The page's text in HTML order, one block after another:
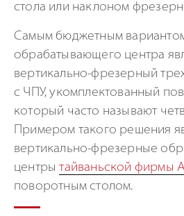
стола или наклоном
Самым бюджетным
обрабатывающего центра
вертикально-фрезерный
с ЧПУ, укомплектованный
который часто называют
Примером такого решения
вертикально-фрезерные
центрытайваньской фирмы
поворотным столом.